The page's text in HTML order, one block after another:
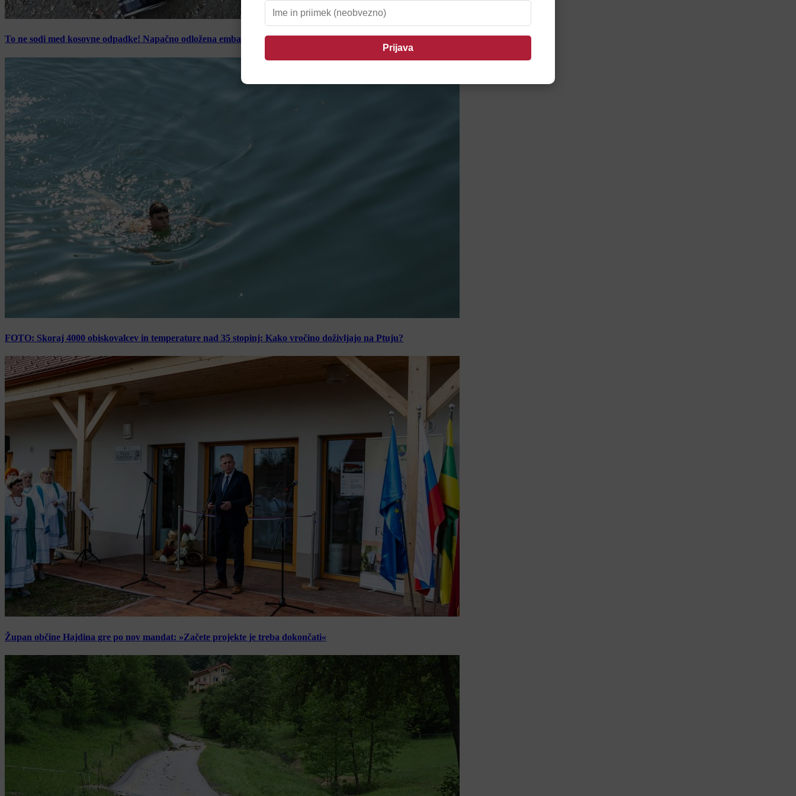
To ne sodi med kosovne odpadke! Napačno odložena embalaža zanetila požar v CERO Gajke
FOTO: Skoraj 4000 obiskovalcev in temperature nad 35 stopinj: Kako vročino doživljajo na Ptuju?
Župan občine Hajdina gre po nov mandat: »Začete projekte je treba dokončati«